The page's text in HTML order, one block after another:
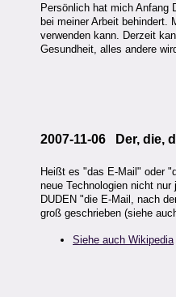
Persönlich hat mich Anfang
bei meiner Arbeit behindert.
verwenden kann. Derzeit
Gesundheit, alles andere
2007-11-06 Der, die,
Heißt es "das E-Mail" oder
neue Technologien nicht
DUDEN "die E-Mail, nach
groß geschrieben (siehe
Siehe auch Wikipedia